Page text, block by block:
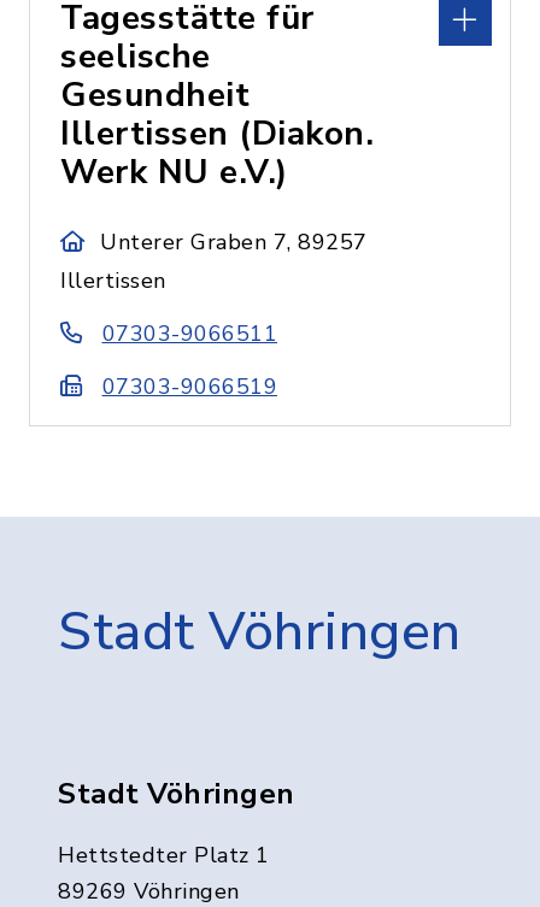
Tagesstätte für
seelische
Gesundheit
Illertissen (Diakon.
Werk NU e.V.)
Unterer Graben 7, 89257
Illertissen
07303-9066511
07303-9066519
Stadt Vöhringen
Stadt Vöhringen
Hettstedter Platz 1
89269 Vöhringen